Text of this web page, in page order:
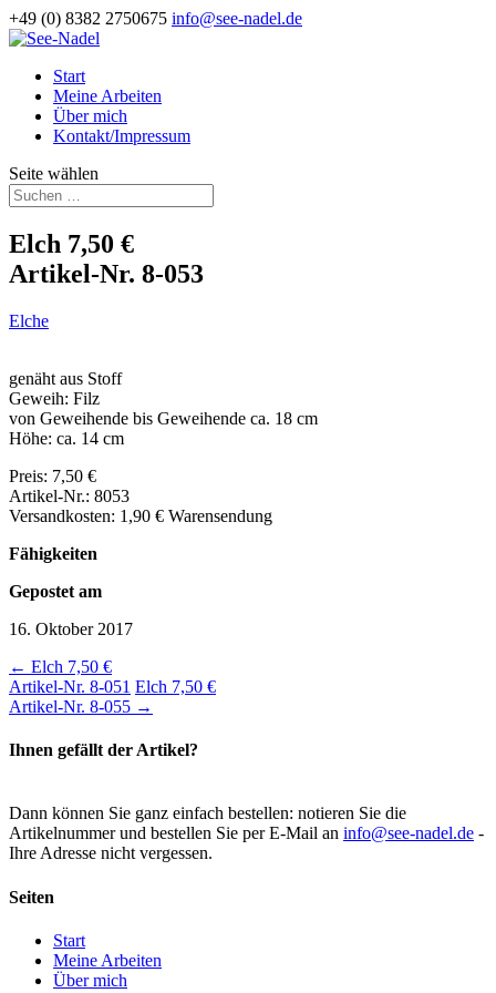
+49 (0) 8382 2750675 info@see-nadel.de
Start
Meine Arbeiten
Über mich
Kontakt/Impressum
Seite wählen
Elch 7,50 €
Artikel-Nr. 8-053
Elche
genäht aus Stoff
Geweih: Filz
von Geweihende bis Geweihende ca. 18 cm
Höhe: ca. 14 cm
Preis: 7,50 €
Artikel-Nr.: 8053
Versandkosten: 1,90 € Warensendung
Fähigkeiten
Gepostet am
16. Oktober 2017
← Elch 7,50 €
Artikel-Nr. 8-051 Elch 7,50 €
Artikel-Nr. 8-055 →
Ihnen gefällt der Artikel?
Dann können Sie ganz einfach bestellen: notieren Sie die
Artikelnummer und bestellen Sie per E-Mail an info@see-nadel.de -
Ihre Adresse nicht vergessen.
Seiten
Start
Meine Arbeiten
Über mich